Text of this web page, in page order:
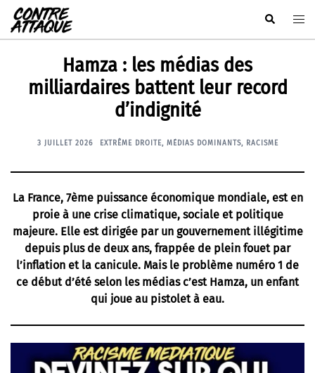
Aller
au
contenu
Rechercher
Hamza : les médias des
milliardaires battent leur record
d’indignité
3 JUILLET 2026 EXTRÊME DROITE, MÉDIAS DOMINANTS, RACISME
La France, 7ème puissance économique mondiale, est en
proie à une crise climatique, sociale et politique
majeure. Elle est dirigée par un gouvernement illégitime
depuis plus de deux ans, frappée de plein fouet par
l’inflation et la canicule. Mais le problème numéro 1 de
ce début d’été selon les médias c’est Hamza, un enfant
qui joue au pistolet à eau.